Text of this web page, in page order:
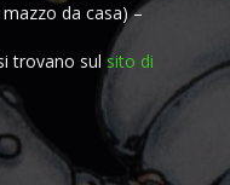
da casa) –
trovano sul sito di